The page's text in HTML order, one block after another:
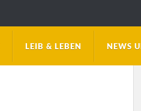
LEIB & LEBEN NEWS